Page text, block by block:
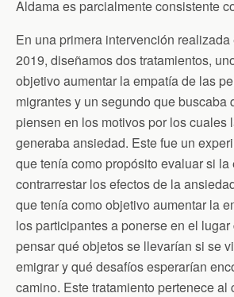
Aldama es parcialmente consistente
En una primera intervención
2019, diseñamos dos tratamientos,
objetivo aumentar la empatía de las
migrantes y un segundo que buscaba
piensen en los motivos por los cuales
generaba ansiedad. Este fue un
que tenía como propósito evaluar si
contrarrestar los efectos de la
que tenía como objetivo aumentar la
los participantes a ponerse en el
pensar qué objetos se llevarían si se
emigrar y qué desafíos esperarían
camino. Este tratamiento pertenece al